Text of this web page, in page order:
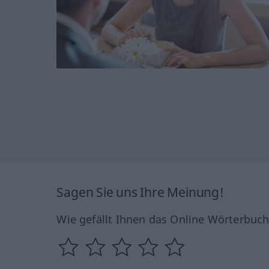
Sagen Sie uns Ihre Meinung!
Wie gefällt Ihnen das Online